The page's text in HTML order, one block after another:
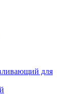
для